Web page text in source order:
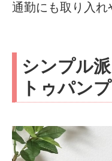
通勤にも取り入れ
シンプル
トゥパン